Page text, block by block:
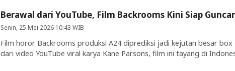
Berawal dari YouTube, Film Backrooms Kini Siap
Senin, 25 Mei 2026 10:43 WIB
Film horor Backrooms produksi A24 diprediksi jadi kejutan besar box
dari video YouTube viral karya Kane Parsons, film ini tayang di